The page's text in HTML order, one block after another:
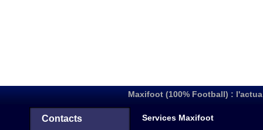
Maxifoot (100% Football) :
Contacts Services Maxifoot